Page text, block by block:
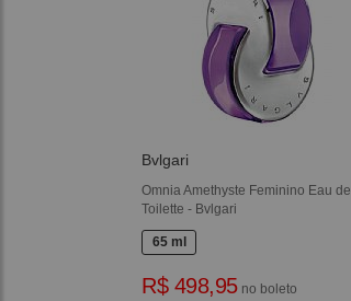
Bvlgari
Omnia Amethyste Feminino Eau de
Toilette - Bvlgari
65 ml
R$ 498,95no boleto